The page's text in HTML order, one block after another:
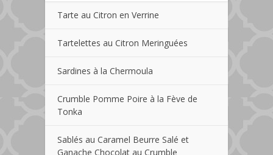
Tarte au Citron en Verrine
Tartelettes au Citron Meringuées
Sardines à la Chermoula
Crumble Pomme Poire à la Fève de
Tonka
Sablés au Caramel Beurre Salé et
Ganache Chocolat au Crumble